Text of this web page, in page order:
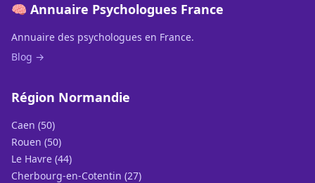
🧠 Annuaire Psychologues France
Annuaire des psychologues en France.
Blog →
Région Normandie
Caen (50)
Rouen (50)
Le Havre (44)
Cherbourg-en-Cotentin (27)